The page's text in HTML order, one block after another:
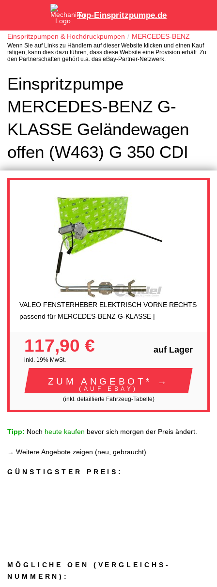
Top-Einspritzpumpe.de
Einspritzpumpen & Hochdruckpumpen MERCEDES-BENZ
Wenn Sie auf Links zu Händlern auf dieser Website klicken und einen Kauf
tätigen, kann dies dazu führen, dass diese Website eine Provision erhält. Zu
den Partnerschaften gehört u.a. das eBay-Partner-Netzwerk.
Einspritzpumpe
MERCEDES-BENZ G-
KLASSE Geländewagen
offen (W463) G 350 CDI
VALEO FENSTERHEBER ELEKTRISCH VORNE RECHTS
passend für MERCEDES-BENZ G-KLASSE |
117,90 €
inkl. 19% MwSt.
auf Lager
ZUM ANGEBOT* →
(AUF EBAY)
(inkl. detaillierte Fahrzeug-Tabelle)
Tipp: Noch heute kaufen bevor sich morgen der Preis ändert.
→ Weitere Angebote zeigen (neu, gebraucht)
GÜNSTIGSTER PREIS:
MÖGLICHE OEN (VERGLEICHS­
NUMMERN):